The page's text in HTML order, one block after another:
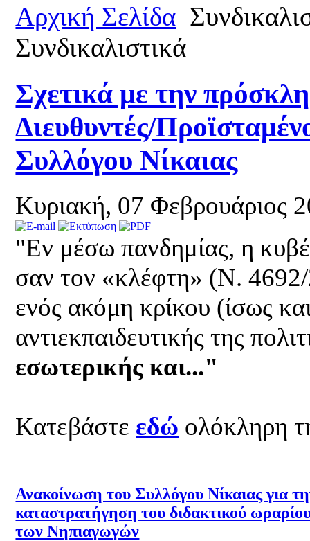
Αρχική Σελίδα
Συνδικαλιστικά
Σχετικά με την
Διευθυντές/
Συλλόγου Νίκαιας
Κυριακή, 07 Φεβρουάριος
"Εν μέσω πανδημίας, η
σαν τον «κλέφτη» (Ν.
ενός ακόμη κρίκου (ίσως
αντιεκπαιδευτικής της
εσωτερικής και..."
Κατεβάστε εδώ ολόκληρη
Ανακοίνωση του Συλλόγου Νίκαιας για
καταστρατήγηση του διδακτικού
των Νηπιαγωγών